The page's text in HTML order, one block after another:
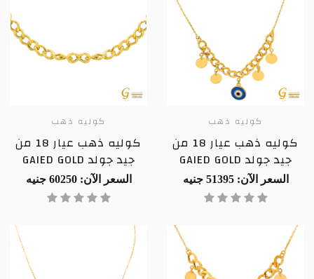
كوليه ذهب
كوليه ذهب عيار 18 من
جيد جولد GAIED GOLD
السعر الآن: 51395 جنيه
كوليه ذهب
كوليه ذهب عيار 18 من
جيد جولد GAIED GOLD
السعر الآن: 60250 جنيه